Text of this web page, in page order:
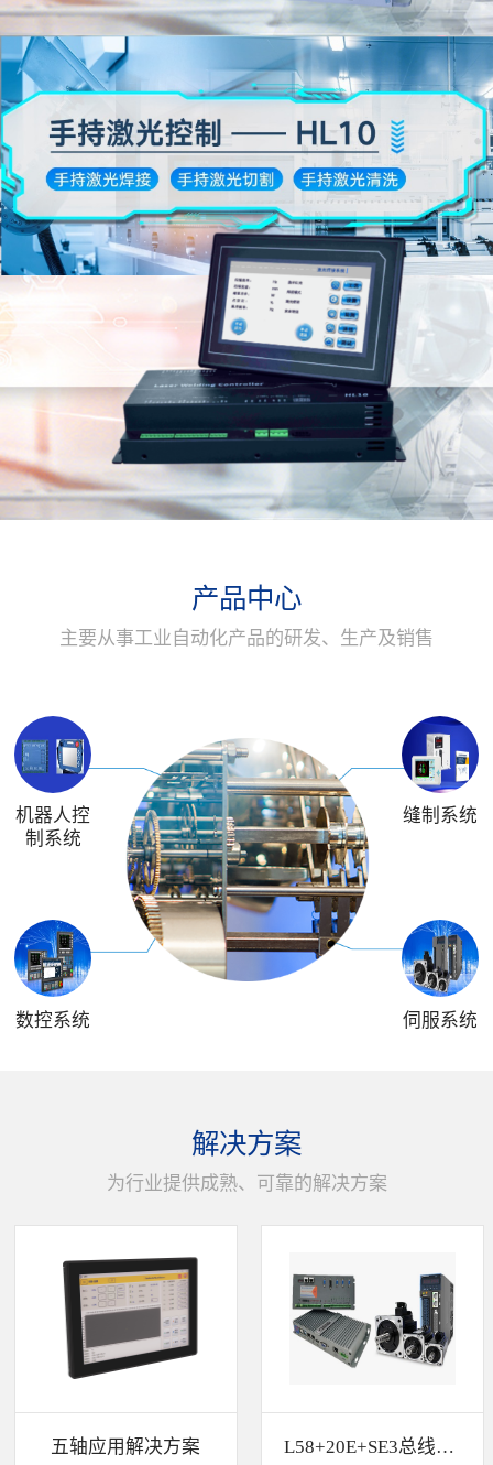
产品中心
主要从事工业自动化产品的研发、生产及销售
机器人控
制系统
缝制系统
数控系统 伺服系统
解决方案
为行业提供成熟、可靠的解决方案
五轴应用解决方案 L58+20E+SE3总线解决方案